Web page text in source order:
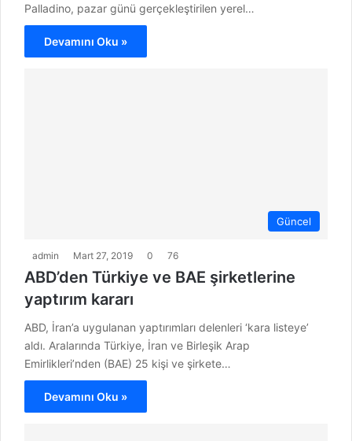
Palladino, pazar günü gerçekleştirilen yerel…
Devamını Oku »
Güncel
admin Mart 27, 2019 0 76
ABD’den Türkiye ve BAE şirketlerine
yaptırım kararı
ABD, İran’a uygulanan yaptırımları delenleri ‘kara listeye’
aldı. Aralarında Türkiye, İran ve Birleşik Arap
Emirlikleri’nden (BAE) 25 kişi ve şirkete…
Devamını Oku »